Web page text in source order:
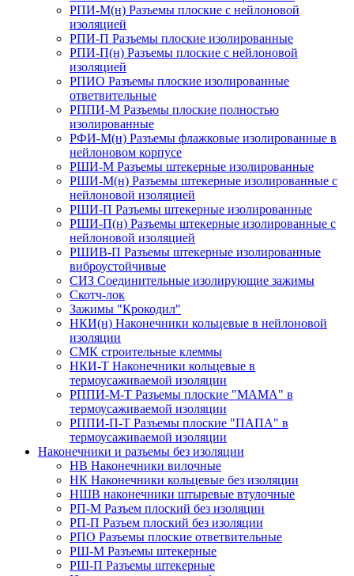
РПИ-М(н) Разъемы плоские с нейлоновой
изоляцией
РПИ-П Разъемы плоские изолированные
РПИ-П(н) Разъемы плоские с нейлоновой
изоляцией
РПИО Разъемы плоские изолированные
ответвительные
РППИ-М Разъемы плоские полностью
изолированные
РФИ-М(н) Разъемы флажковые изолированные в
нейлоновом корпусе
РШИ-М Разъемы штекерные изолированные
РШИ-М(н) Разъемы штекерные изолированные с
нейлоновой изоляцией
РШИ-П Разъемы штекерные изолированные
РШИ-П(н) Разъемы штекерные изолированные с
нейлоновой изоляцией
РШИВ-П Разъемы штекерные изолированные
виброустойчивые
СИЗ Соединительные изолирующие зажимы
Скотч-лок
Зажимы "Крокодил"
НКИ(н) Наконечники кольцевые в нейлоновой
изоляции
СМК строительные клеммы
НКИ-Т Наконечники кольцевые в
термоусаживаемой изоляции
РППИ-М-Т Разъемы плоские "МАМА" в
термоусаживаемой изоляции
РППИ-П-Т Разъемы плоские "ПАПА" в
термоусаживаемой изоляции
Наконечники и разъемы без изоляции
НВ Наконечники вилочные
НК Наконечники кольцевые без изоляции
НШВ наконечники штыревые втулочные
РП-М Разъем плоский без изоляции
РП-П Разъем плоский без изоляции
РПО Разъемы плоские ответвительные
РШ-М Разъемы штекерные
РШ-П Разъемы штекерные